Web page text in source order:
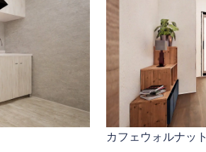
カフェウォルナット